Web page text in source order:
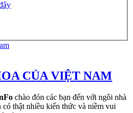
CỦA VIỆT NAM
chào đón các bạn đến với ngôi nhà
có thật nhiều kiến thức và niềm vui